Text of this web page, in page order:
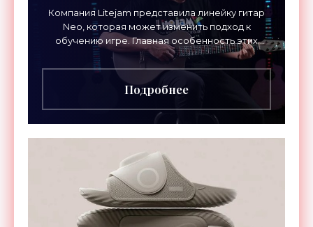
Компания Litejam представила линейку гитар
Neo, которая может изменить подход к
обучению игре. Главная особенность этих
инструментов – встроенная RGB-подсветка
грифа. Светодиоды
Подробнее